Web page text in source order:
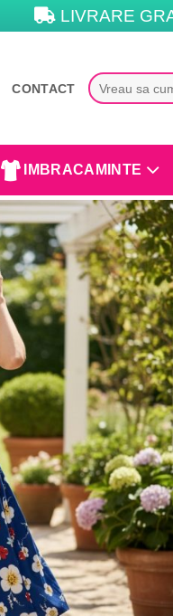
LIVRARE
CONTACT
Caută
după:
IMBRACAMINTE